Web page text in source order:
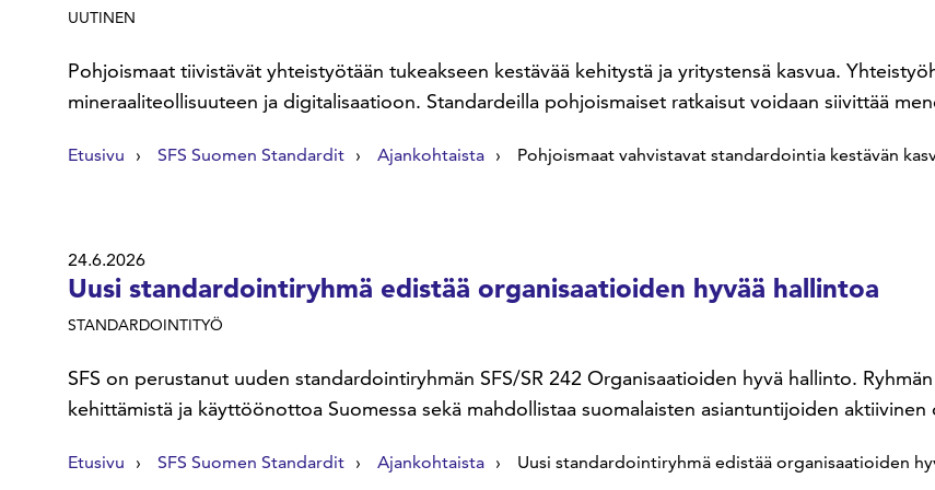
UUTINEN
Pohjoismaat tiivistävät yhteistyötään tukeakseen kestävää kehitystä ja yritystensä kasvua.
mineraaliteollisuuteen ja digitalisaatioon. Standardeilla pohjoismaiset ratkaisut voidaan siivittää
Etusivu SFS Suomen Standardit Ajankohtaista Pohjoismaat vahvistavat standardointia kestävän
24.6.2026
Uusi standardointiryhmä edistää organisaatioiden hyvää hallintoa
STANDARDOINTITYÖ
SFS on perustanut uuden standardointiryhmän SFS/SR 242 Organisaatioiden hyvä hallinto.
kehittämistä ja käyttöönottoa Suomessa sekä mahdollistaa suomalaisten asiantuntijoiden
Etusivu SFS Suomen Standardit Ajankohtaista Uusi standardointiryhmä edistää organisaatioiden